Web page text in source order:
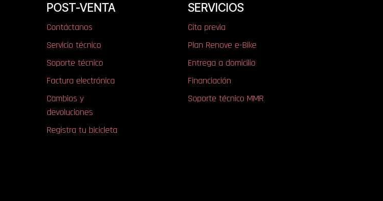
POST-VENTA
Contáctanos
Servicio técnico
Soporte técnico
Factura electrónica
Cambios y
devoluciones
Registra tu bicicleta
SERVICIOS
Cita previa
Plan Renove e-Bike
Entrega a domicilio
Financiación
Soporte técnico MMR